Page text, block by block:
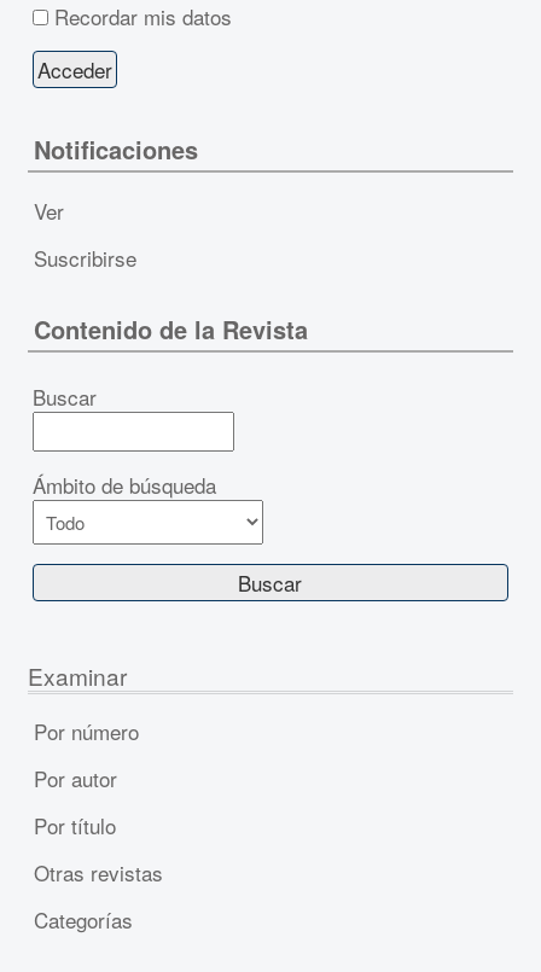
Recordar mis datos
Notificaciones
Ver
Suscribirse
Contenido de la Revista
Buscar
Ámbito de búsqueda
Examinar
Por número
Por autor
Por título
Otras revistas
Categorías